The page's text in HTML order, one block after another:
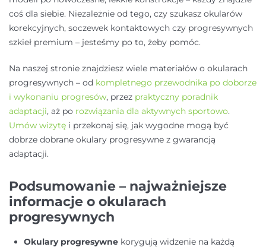
coś dla siebie. Niezależnie od tego, czy szukasz okularów
korekcyjnych, soczewek kontaktowych czy progresywnych
szkieł premium – jesteśmy po to, żeby pomóc.
Na naszej stronie znajdziesz wiele materiałów o okularach
progresywnych – od kompletnego przewodnika po doborze
i wykonaniu progresów, przez praktyczny poradnik
adaptacji, aż po rozwiązania dla aktywnych sportowo.
Umów wizytę i przekonaj się, jak wygodne mogą być
dobrze dobrane okulary progresywne z gwarancją
adaptacji.
Podsumowanie – najważniejsze
informacje o okularach
progresywnych
Okulary progresywne korygują widzenie na każdą